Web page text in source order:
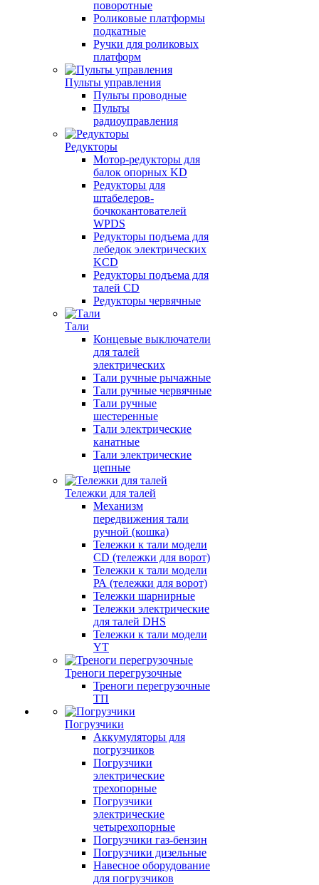
поворотные
Роликовые платформы
подкатные
Ручки для роликовых
платформ
Пульты управления
Пульты проводные
Пульты
радиоуправления
Редукторы
Мотор-редукторы для
балок опорных KD
Редукторы для
штабелеров-
бочкокантователей
WPDS
Редукторы подъема для
лебедок электрических
KCD
Редукторы подъема для
талей CD
Редукторы червячные
Тали
Концевые выключатели
для талей
электрических
Тали ручные рычажные
Тали ручные червячные
Тали ручные
шестеренные
Тали электрические
канатные
Тали электрические
цепные
Тележки для талей
Механизм
передвижения тали
ручной (кошка)
Тележки к тали модели
CD (тележки для ворот)
Тележки к тали модели
РА (тележки для ворот)
Тележки шарнирные
Тележки электрические
для талей DHS
Тележки к тали модели
YT
Треноги перегрузочные
Треноги перегрузочные
ТП
Погрузчики
Аккумуляторы для
погрузчиков
Погрузчики
электрические
трехопорные
Погрузчики
электрические
четырехопорные
Погрузчики газ-бензин
Погрузчики дизельные
Навесное оборудование
для погрузчиков